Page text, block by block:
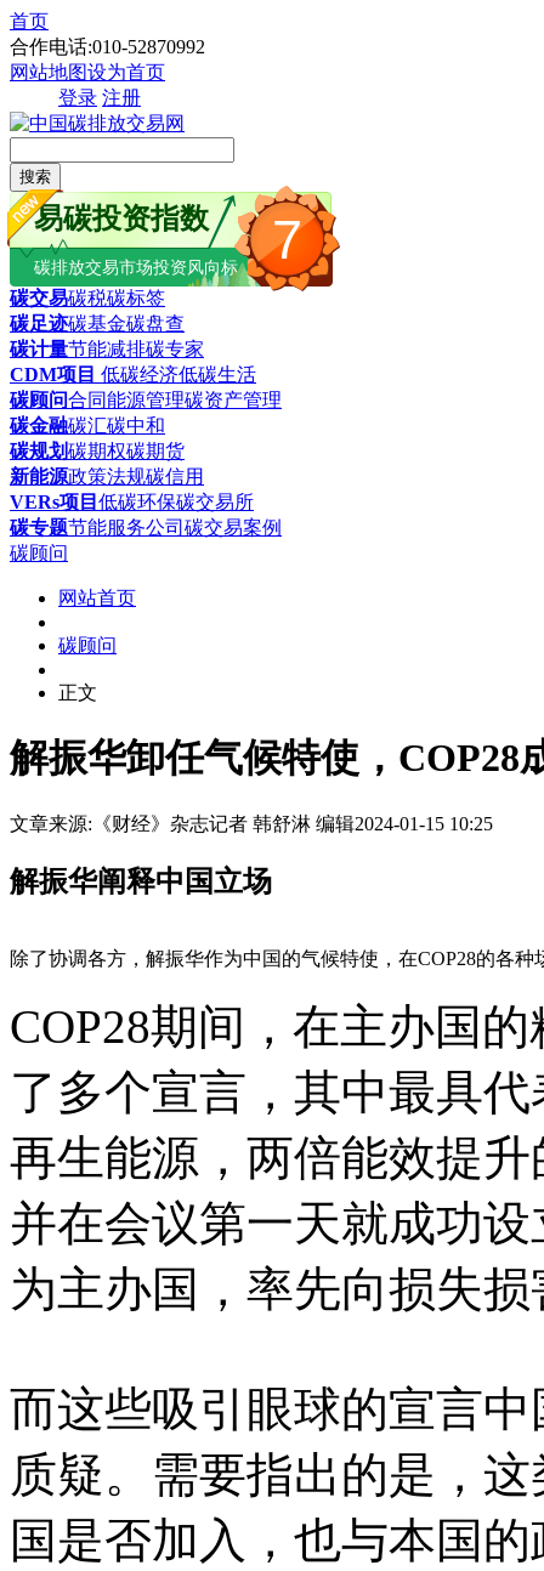
首页
合作电话:010-52870992
网站地图设为首页
登录 注册
搜索
7
易碳投资指数
碳排放交易市场投资风向标
碳交易碳税碳标签
碳足迹碳基金碳盘查
碳计量节能减排碳专家
CDM项目 低碳经济低碳生活
碳顾问合同能源管理碳资产管理
碳金融碳汇碳中和
碳规划碳期权碳期货
新能源政策法规碳信用
VERs项目 低碳环保碳交易所
碳专题节能服务公司 碳交易案例
碳顾问
网站首页
碳顾问
正文
解振华卸任气候特使，COP28
文章来源:《财经》杂志记者 韩舒淋 编辑2024-01-15 10:25
解振华阐释中国立场
除了协调各方，解振华作为中国的气候特使，在COP28的各
COP28期间，在主办国
了多个宣言，其中最具
再生能源，两倍能效提
并在会议第一天就成功
为主办国，率先向损失
而这些吸引眼球的宣言
质疑。需要指出的是，
国是否加入，也与本国